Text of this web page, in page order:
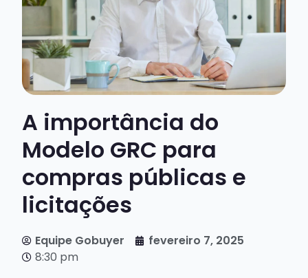
A importância do
Modelo GRC para
compras públicas e
licitações
Equipe Gobuyer
fevereiro 7, 2025
8:30 pm